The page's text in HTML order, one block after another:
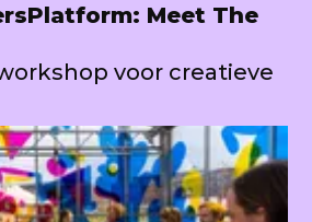
Meet The
voor creatieve